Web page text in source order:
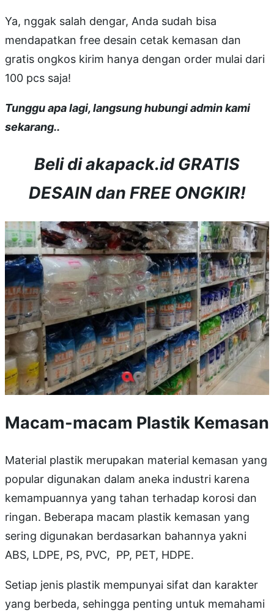
Ya, nggak salah dengar, Anda sudah bisa
mendapatkan free desain cetak kemasan dan
gratis ongkos kirim hanya dengan order mulai dari
100 pcs saja!
Tunggu apa lagi, langsung hubungi admin kami
sekarang..
Beli di akapack.id GRATIS
DESAIN dan FREE ONGKIR!
Macam-macam Plastik Kemasan
Material plastik merupakan material kemasan yang
popular digunakan dalam aneka industri karena
kemampuannya yang tahan terhadap korosi dan
ringan. Beberapa macam plastik kemasan yang
sering digunakan berdasarkan bahannya yakni
ABS, LDPE, PS, PVC, PP, PET, HDPE.
Setiap jenis plastik mempunyai sifat dan karakter
yang berbeda, sehingga penting untuk memahami